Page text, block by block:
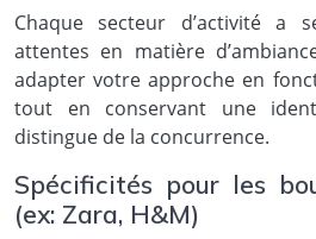
Chaque secteur d’activité a
attentes en matière
adapter votre approche en
tout en conservant une
distingue de la concurrence.
Spécificités pour les
(ex: Zara, H&M)